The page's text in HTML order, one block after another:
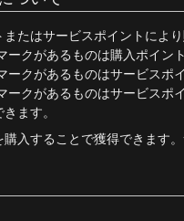
たはサービスポイントによ
ークがあるものは購入ポイン
ークがあるものはサービスポ
ークがあるものはサービスポ
ます。
入することで獲得できます